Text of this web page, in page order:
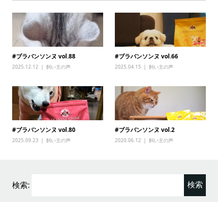
#ブラバンソンヌ vol.88
2025.12.12 飼い主の声
#ブラバンソンヌ vol.66
2025.04.15 飼い主の声
#ブラバンソンヌ vol.80
2025.09.23 飼い主の声
#ブラバンソンヌ vol.2
2020.06.12 飼い主の声
検索: